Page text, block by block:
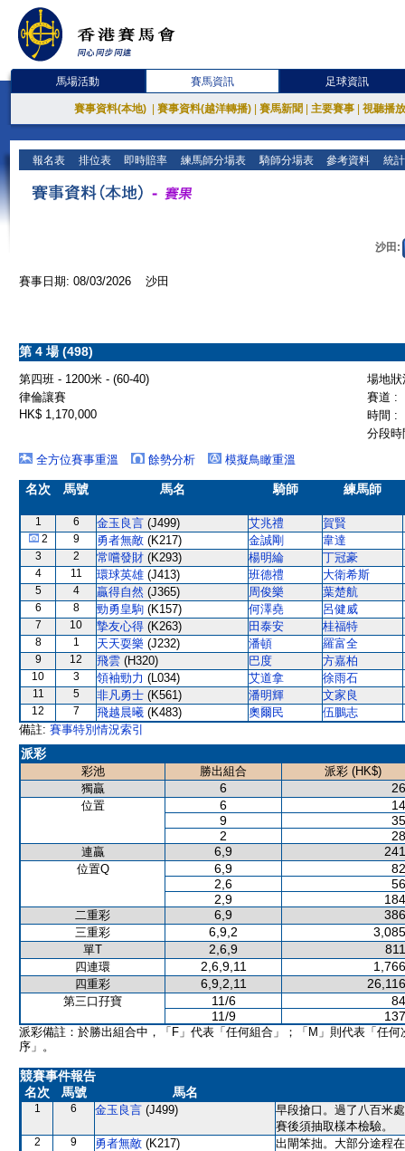
馬場活動 賽馬資訊 足球資訊
賽事資料(本地) 賽事資料(越洋轉播) 賽馬新聞 主要賽事 視聽播
報名表 排位表 即時賠率 練馬師分場表 騎師分場表 參考資料 統
沙田:
賽事日期: 08/03/2026 沙田
第 4 場 (498)
第四班 - 1200米 - (60-40)
場地
律倫讓賽
賽道 :
HK$ 1,170,000
時間 :
分段
全方位賽事重溫
餘勢分析 模擬鳥瞰重溫
名次 馬號 馬名 騎師 練馬師
1 6 金玉良言 (J499) 艾兆禮 賀賢
2 9 勇者無敵 (K217) 金誠剛 韋達
3 2 常嚐發財 (K293) 楊明綸 丁冠豪
4 11 環球英雄 (J413) 班德禮 大衛希斯
5 4 贏得自然 (J365) 周俊樂 葉楚航
6 8 勁勇皇駒 (K157) 何澤堯 呂健威
7 10 摯友心得 (K263) 田泰安 桂福特
8 1 天天耍樂 (J232) 潘頓 羅富全
9 12 飛雲 (H320) 巴度 方嘉柏
10 3 領袖勁力 (L034) 艾道拿 徐雨石
11 5 非凡勇士 (K561) 潘明輝 文家良
12 7 飛越晨曦 (K483) 奧爾民
伍鵬志
備註: 賽事特別情況索引
派彩
彩池 勝出組合
派彩 (HK$)
獨贏
6
位置 6
9
2
連贏 6,9
位置Q 6,9
2,6
2,9
二重彩 6,9
三重彩 6,9,2
單T 2,6,9
四連環 2,6,9,11
四重彩 6,9,2,11
第三口孖寶 11/6
11/9
派彩備註：於勝出組合中，「F」代表「任何組合」；「M」則代表「任何
序」。
競賽事件報告
名次
馬號 馬名
1 6 金玉良言 (J499)
早段搶口。過了八百米
賽後須抽取樣本檢驗。
2 9 勇者無敵 (K217) 出閘笨拙。大部分途程